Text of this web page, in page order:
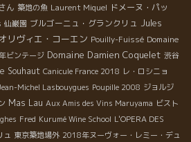
ん 築地の魚 Laurent Miquel ドメーヌ・パッ
仙巌園 ブルゴーニュ・グランクリュ Jules
リヴィエ・コーエン Pouilly-Fuissé Domaine
ビンテージ Domaine Damien Coquelet 渋谷
Souhaut Canicule France 2018 レ・ロシニョ
Michel Lasbouygues Poupille 2008 ジョルジ
Mas Lau Aux Amis des Vins Maruyama ビスト
Fred Kurumé Wine School L'OPERA DES
ュ 東京築地場外 2018年ヌーヴォー・レミー・デュ